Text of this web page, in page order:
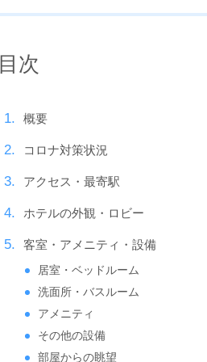
目次
概要
コロナ対策状況
アクセス・最寄駅
ホテルの外観・ロビー
客室・アメニティ・設備
居室・ベッドルーム
洗面所・バスルーム
アメニティ
その他の設備
部屋からの眺望